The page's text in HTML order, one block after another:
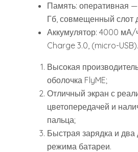
Память: оперативная
Гб, совмещенный слот
Аккумулятор: 4000
Charge 3.0, (micro-USB).
Высокая
оболочка FlyME;
Отличный экран с
цветопередачей и
пальца;
Быстрая зарядка и два
режима батареи.